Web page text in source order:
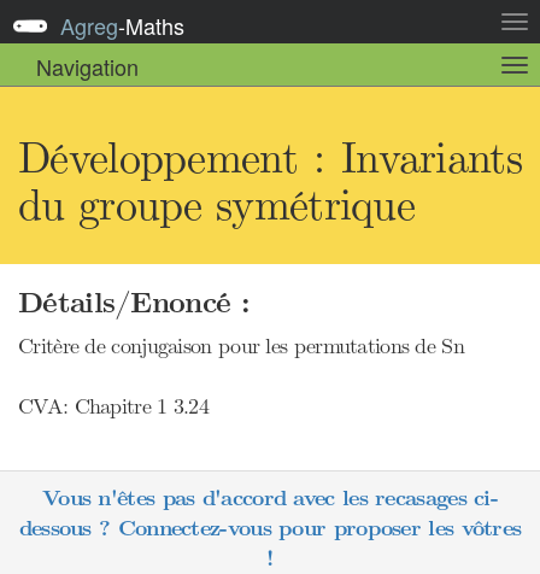
la
Agreg-Maths
Navigation
la
Développement : Invariants
du groupe symétrique
Détails/Enoncé :
Critère de conjugaison pour les permutations de Sn
CVA: Chapitre 1 3.24
Vous n'êtes pas d'accord avec les recasages ci-
dessous ? Connectez-vous pour proposer les vôtres
!